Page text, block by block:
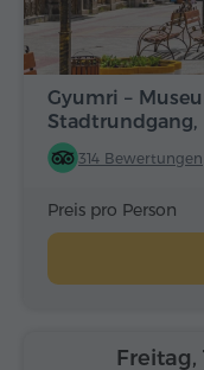
Gyumri –
Stadtrundgang,
314 Bewertungen
Preis pro Person
Freitag,